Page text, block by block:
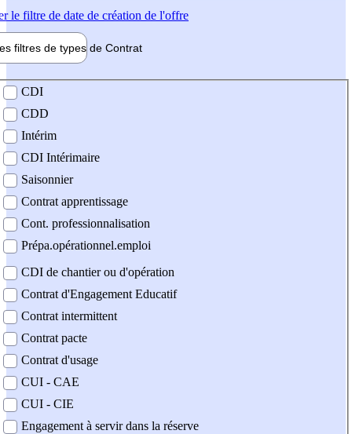
le filtre de date de création de l'offre
filtres de types de Contrat
contrat
CDI
CDD
Intérim
CDI Intérimaire
Saisonnier
Contrat apprentissage
Cont. professionnalisation
Prépa.opérationnel.emploi
CDI de chantier ou d'opération
Contrat d'Engagement Educatif
Contrat intermittent
Contrat pacte
Contrat d'usage
CUI - CAE
CUI - CIE
Engagement à servir dans la réserve